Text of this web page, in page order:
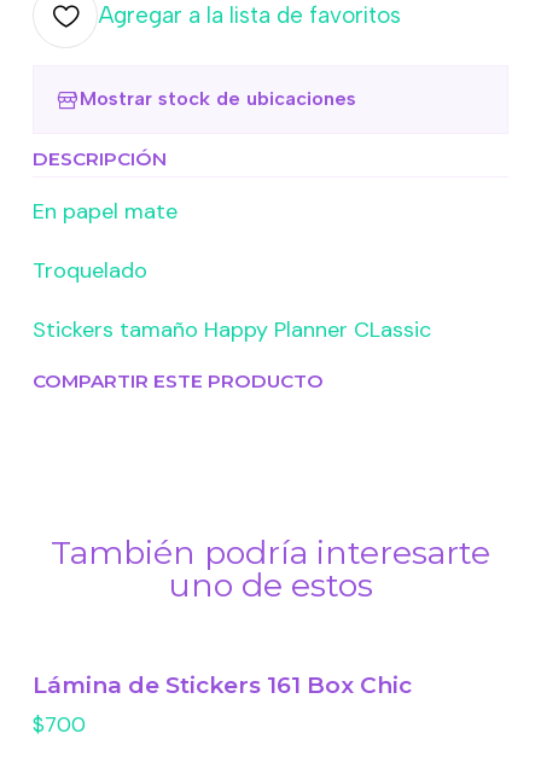
Agregar a la lista de favoritos
Mostrar stock de ubicaciones
DESCRIPCIÓN
En papel mate
Troquelado
Stickers tamaño Happy Planner CLassic
COMPARTIR ESTE PRODUCTO
También podría interesarte
uno de estos
Lámina de Stickers 161 Box Chic
$700